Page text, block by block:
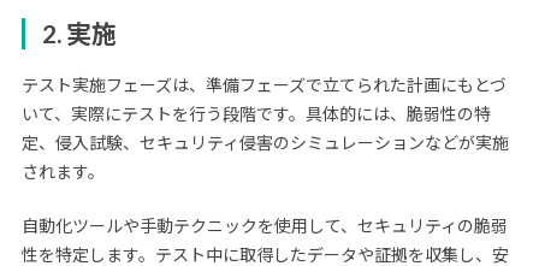
2. 実施
テスト実施フェーズは、準備フェーズで立てられた計画にもとづ
いて、実際にテストを行う段階です。具体的には、脆弱性の特
定、侵入試験、セキュリティ侵害のシミュレーションなどが実施
されます。
自動化ツールや手動テクニックを使用して、セキュリティの脆弱
性を特定します。テスト中に取得したデータや証拠を収集し、安